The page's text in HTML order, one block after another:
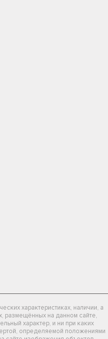
характеристиках, наличии, а
размещённых на данном сайте,
характер, и ни при каких
определяемой положениями